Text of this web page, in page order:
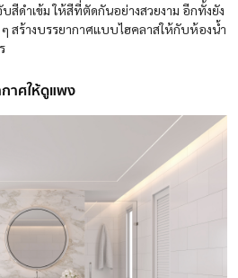
ดำเข้ม ให้สีที่ตัดกันอย่างสวยงาม อีกทั้งยัง
สร้างบรรยากาศแบบไฮคลาสให้กับห้องน้ำ
กาศให้ดูแพง